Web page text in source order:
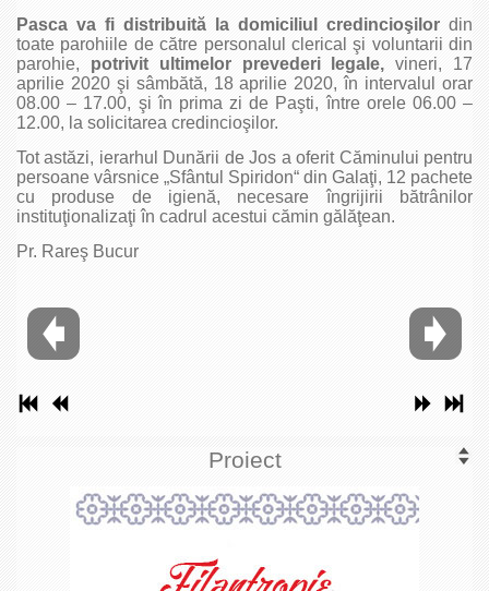
Pasca va fi distribuită la domiciliul credincioşilor din
toate parohiile de către personalul clerical şi voluntarii din
parohie, potrivit ultimelor prevederi legale,vineri, 17
aprilie 2020 şi sâmbătă, 18 aprilie 2020, în intervalul orar
08.00 – 17.00, şi în prima zi de Paşti, între orele 06.00 –
12.00, la solicitarea credincioşilor.
Tot astăzi, ierarhul Dunării de Jos a oferit Căminului pentru
persoane vârsnice „Sfântul Spiridon“ din Galaţi, 12 pachete
cu produse de igienă, necesare îngrijirii bătrânilor
instituţionalizaţi în cadrul acestui cămin gălăţean.
Pr. Rareş Bucur
Proiect